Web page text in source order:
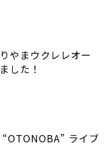
やまウクレレオー
した！
ライブ